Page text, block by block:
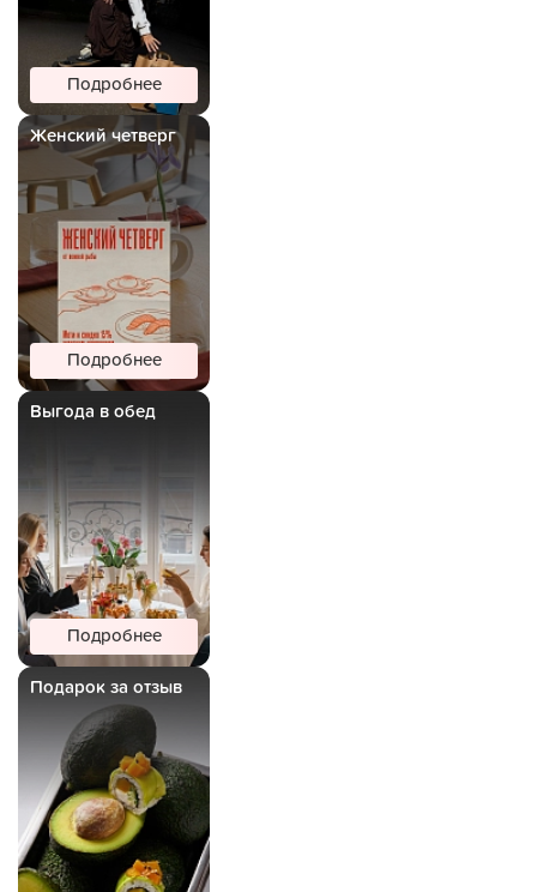
Подробнее
Женский четверг
Подробнее
Выгода в обед
Подробнее
Подарок за отзыв